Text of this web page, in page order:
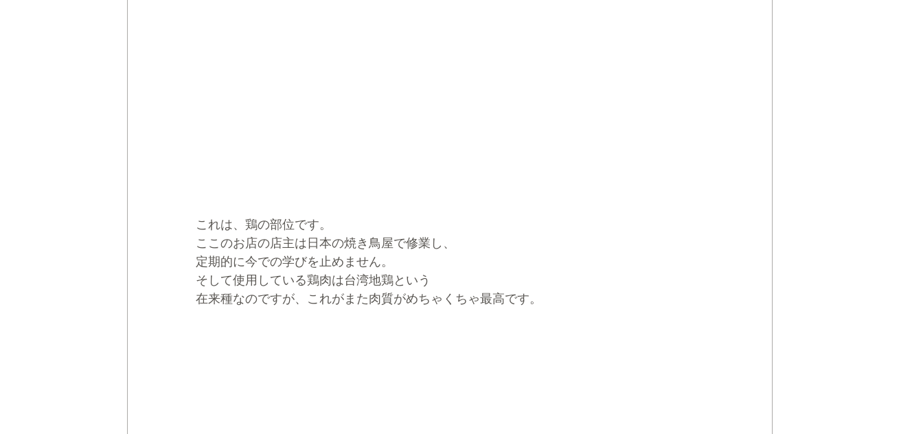
これは、鶏の部位です。
ここのお店の店主は日本の焼き鳥屋で修業し、
定期的に今での学びを止めません。
そして使用している鶏肉は台湾地鶏という
在来種なのですが、これがまた肉質がめちゃくちゃ最高です。